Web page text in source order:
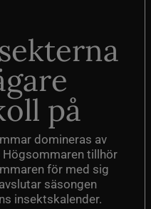
på
domineras av
tillhör
för med sig
säsongen
insektskalender.